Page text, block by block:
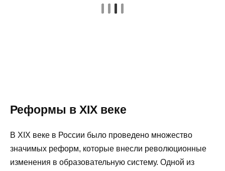
Реформы в XIX веке
В XIX веке в России было проведено множество
значимых реформ, которые внесли революционные
изменения в образовательную систему. Одной из